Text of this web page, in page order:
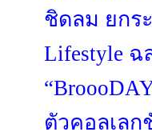
ชิดลม ยกร
Lifestyle
ตัวคอลเลก